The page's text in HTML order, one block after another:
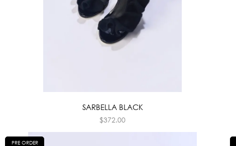
SARBELLA BLACK
$372.00
PRE ORDER